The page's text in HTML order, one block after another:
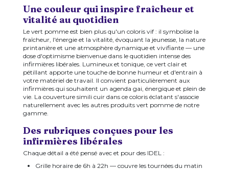
Une couleur qui inspire fraîcheur et
vitalité au quotidien
Le vert pomme est bien plus qu'un coloris vif : il symbolise la
fraîcheur, l'énergie et la vitalité, évoquant la jeunesse, la nature
printanière et une atmosphère dynamique et vivifiante — une
dose d'optimisme bienvenue dans le quotidien intense des
infirmières libérales. Lumineux et tonique, ce vert clair et
pétillant apporte une touche de bonne humeur et d'entrain à
votre matériel de travail. Il convient particulièrement aux
infirmières qui souhaitent un agenda gai, énergique et plein de
vie. La couverture simili cuir dans ce coloris éclatant s'associe
naturellement avec les autres produits vert pomme de notre
gamme.
Des rubriques conçues pour les
infirmières libérales
Chaque détail a été pensé avec et pour des IDEL :
Grille horaire de 6h à 22h — couvre les tournées du matin